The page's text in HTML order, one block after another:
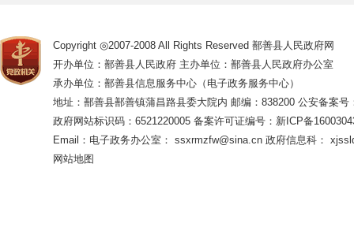
Copyright ◎2007-2008 All Rights Reserved 鄯善县人民政府网
开办单位：鄯善县人民政府 主办单位：鄯善县人民政府办公室
承办单位：鄯善县信息服务中心（电子政务服务中心）
地址：鄯善县鄯善镇蒲昌路县委大院内 邮编：838200 公安备案号
政府网站标识码：6521220005 备案许可证编号：新ICP备
Email：电子政务办公室： ssxrmzfw@sina.cn 政府信息科：
网站地图